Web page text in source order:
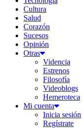
Cultura
Salud
Corazón
Sucesos
Opinión
Otras
Videncia
Estrenos
Filosofía
Videoblogs
Hemeroteca
Mi cuenta
Inicia sesión
Regístrate